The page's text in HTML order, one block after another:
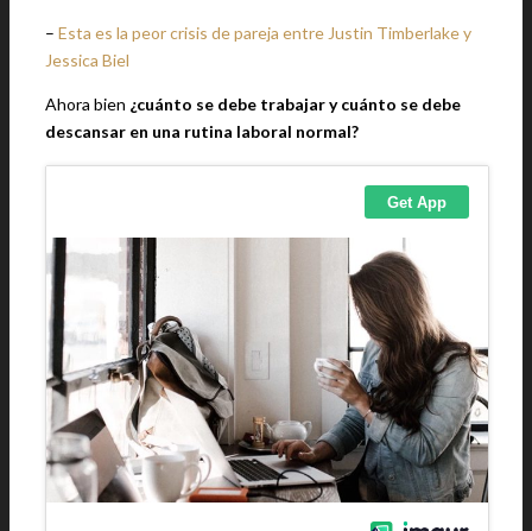
– Esta es la peor crisis de pareja entre Justin Timberlake y
Jessica Biel
Ahora bien ¿cuánto se debe trabajar y cuánto se debe
descansar en una rutina laboral normal?